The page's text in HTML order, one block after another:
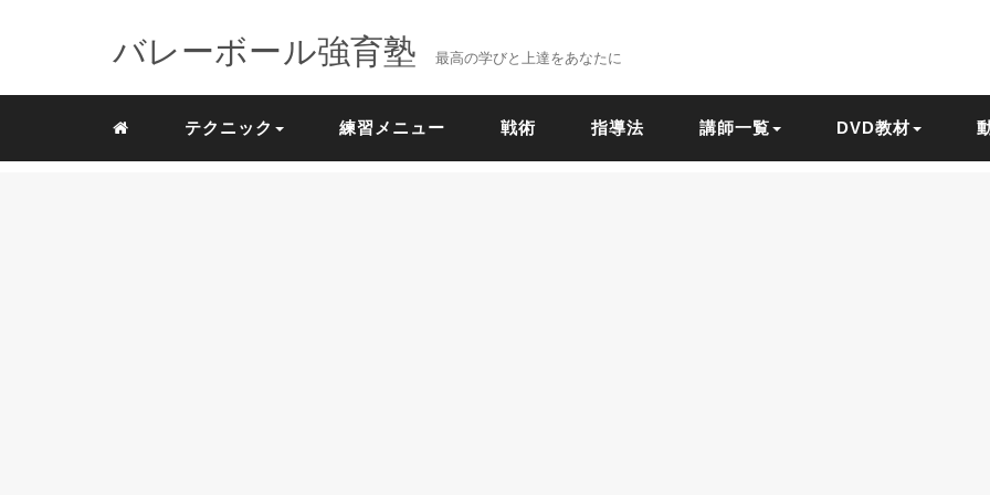
バレーボール強育塾 最高の学びと上達をあなたに
テクニック 練習メニュー 戦術 指導法 講師一覧 DVD教材